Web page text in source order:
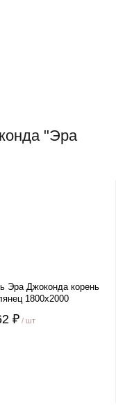
"Эра
Эра Джоконда корень
1800х2000
₽ / шт